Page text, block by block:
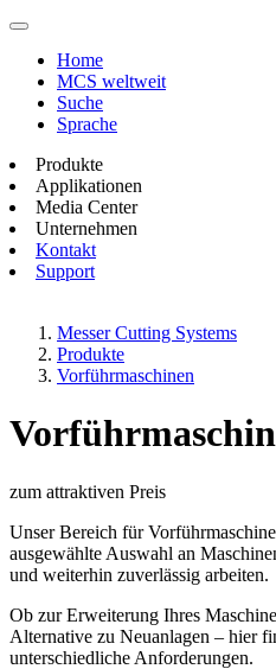
Home
MCS weltweit
Suche
Sprache
Produkte
Applikationen
Media Center
Unternehmen
Kontakt
Support
Messer Cutting Systems
Produkte
Vorführmaschinen
zum attraktiven Preis
Unser Bereich für
ausgewählte Auswahl an
und weiterhin zuverlässig arbeiten.
Ob zur Erweiterung Ihres
Alternative zu Neuanlagen – hier
unterschiedliche Anforderungen.